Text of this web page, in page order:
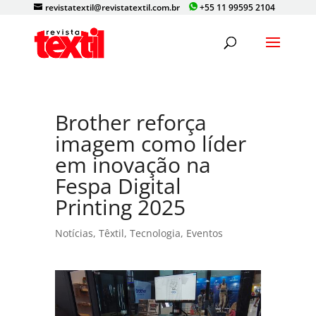
+55 11 99595 2104
revistatextil@revistatextil.com.br
Brother reforça
imagem como líder
em inovação na
Fespa Digital
Printing 2025
Notícias,Têxtil,Tecnologia, Eventos